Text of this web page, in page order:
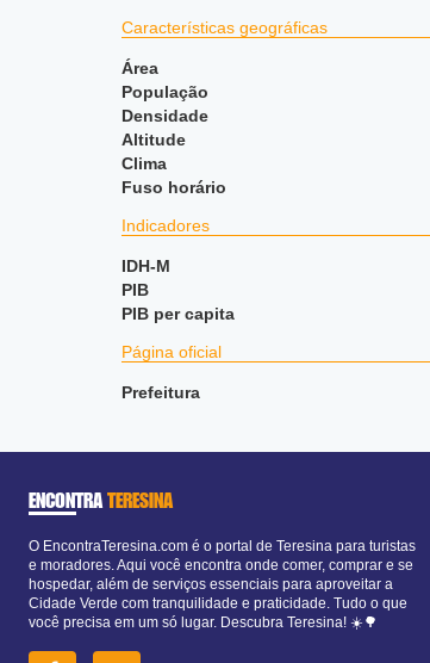
Características geográficas
Área
População
Densidade
Altitude
Clima
Fuso horário
Indicadores
IDH-M
PIB
PIB per capita
Página oficial
Prefeitura
ENCONTRATERESINA
O EncontraTeresina.com é o portal de Teresina para turistas
e moradores. Aqui você encontra onde comer, comprar e se
hospedar, além de serviços essenciais para aproveitar a
Cidade Verde com tranquilidade e praticidade. Tudo o que
você precisa em um só lugar. Descubra Teresina! ☀️🌳